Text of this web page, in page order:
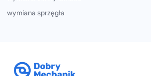
wymiana sprzęgła